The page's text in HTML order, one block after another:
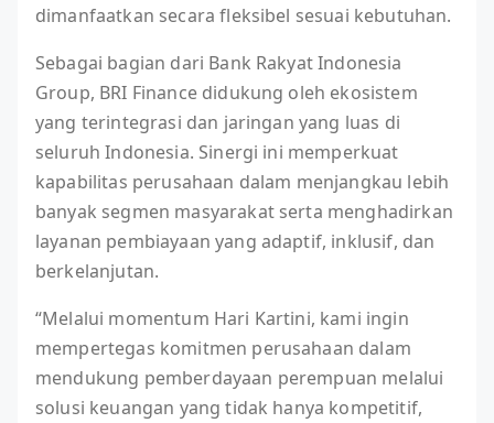
dimanfaatkan secara fleksibel sesuai kebutuhan.
Sebagai bagian dari Bank Rakyat Indonesia
Group, BRI Finance didukung oleh ekosistem
yang terintegrasi dan jaringan yang luas di
seluruh Indonesia. Sinergi ini memperkuat
kapabilitas perusahaan dalam menjangkau lebih
banyak segmen masyarakat serta menghadirkan
layanan pembiayaan yang adaptif, inklusif, dan
berkelanjutan.
“Melalui momentum Hari Kartini, kami ingin
mempertegas komitmen perusahaan dalam
mendukung pemberdayaan perempuan melalui
solusi keuangan yang tidak hanya kompetitif,